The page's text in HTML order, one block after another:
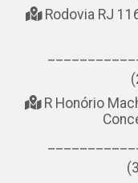
Rodovia RJ
R Honório